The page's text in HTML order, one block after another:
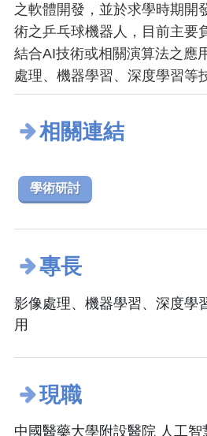
之軟體開發，並於求學時期開
術之乒乓球機器人，目前主要
結合AI技術或相關演算法之應
處理、機器學習、深度學習等
相關連結
學術研討
專長
影像處理、機器學習、深度學
用
現職
中國醫藥大學附設醫院 人工